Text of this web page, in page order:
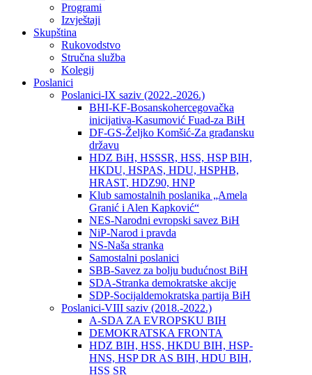
Programi
Izvještaji
Skupština
Rukovodstvo
Stručna služba
Kolegij
Poslanici
Poslanici-IX saziv (2022.-2026.)
BHI-KF-Bosanskohercegovačka
inicijativa-Kasumović Fuad-za BiH
DF-GS-Željko Komšić-Za građansku
državu
HDZ BiH, HSSSR, HSS, HSP BIH,
HKDU, HSPAS, HDU, HSPHB,
HRAST, HDZ90, HNP
Klub samostalnih poslanika „Amela
Granić i Alen Kapković“
NES-Narodni evropski savez BiH
NiP-Narod i pravda
NS-Naša stranka
Samostalni poslanici
SBB-Savez za bolju budućnost BiH
SDA-Stranka demokratske akcije
SDP-Socijaldemokratska partija BiH
Poslanici-VIII saziv (2018.-2022.)
A-SDA ZA EVROPSKU BIH
DEMOKRATSKA FRONTA
HDZ BIH, HSS, HKDU BIH, HSP-
HNS, HSP DR AS BIH, HDU BIH,
HSS SR